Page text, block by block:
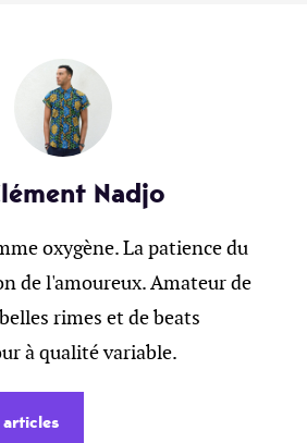
Nadjo
oxygène. La patience du
de l'amoureux. Amateur de
rimes et de beats
à qualité variable.